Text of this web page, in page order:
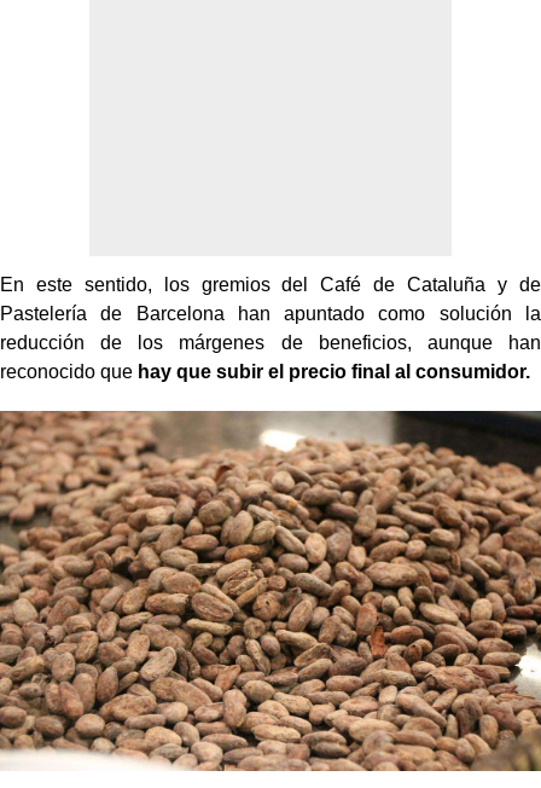
En este sentido, los gremios del Café de Cataluña y de
Pastelería de Barcelona han apuntado como solución la
reducción de los márgenes de beneficios, aunque han
reconocido que hay que subir el precio final al consumidor.